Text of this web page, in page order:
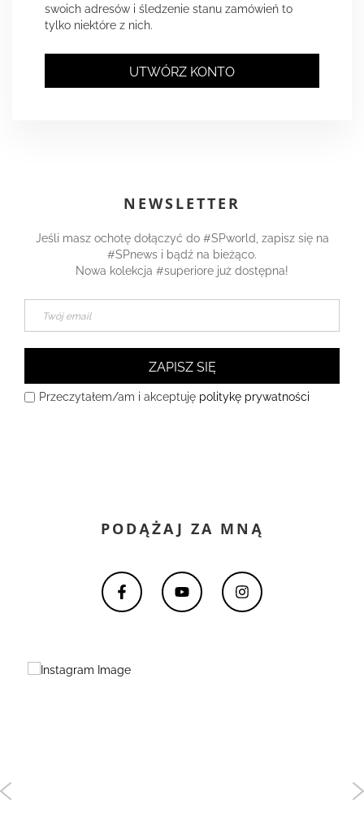
swoich adresów i śledzenie stanu zamówień to
tylko niektóre z nich.
UTWÓRZ KONTO
NEWSLETTER
Jeśli masz ochotę dołączyć do #SPworld, zapisz się na
#SPnews i bądź na bieżąco.
Nowa kolekcja #superiore już dostępna!
ZAPISZ SIĘ
Przeczytałem/am i akceptuję politykę prywatności
PODĄŻAJ ZA MNĄ